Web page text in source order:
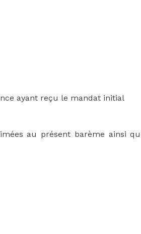
ayant reçu le mandat initial
au présent barème ainsi